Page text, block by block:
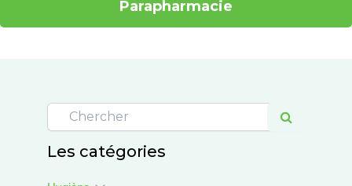
Parapharmacie
Les catégories